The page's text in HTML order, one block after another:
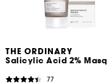
THE ORDINARY
Salicylic Acid 2%
77